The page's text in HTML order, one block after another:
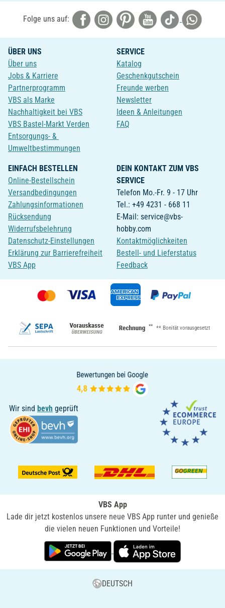
Folge uns auf:
ÜBER UNS
Über uns
Jobs & Karriere
Partnerprogramm
VBS als Marke
Nachhaltigkeit bei VBS
VBS Bastel-Markt Verden
Entsorgungs- &
Umweltbestimmungen
SERVICE
Katalog
Geschenkgutschein
Freunde werben
Newsletter
Ideen & Anleitungen
FAQ
EINFACH BESTELLEN
Online-Bestellschein
Versandbedingungen
Zahlungsinformationen
Rücksendung
Widerrufsbelehrung
Datenschutz-Einstellungen
Erklärung zur Barrierefreiheit
VBS App
DEIN KONTAKT ZUM VBS
SERVICE
Telefon Mo.-Fr. 9 - 17 Uhr
Tel.: +49 4231 - 668 11
E-Mail: service@vbs-
hobby.com
Kontaktmöglichkeiten
Bestell- und Lieferstatus
Feedback
** ** Bonität vorausgesetzt
Wir sind bevh geprüft
VBS App
Lade dir jetzt kostenlos unsere neue VBS App runter und genieße
die vielen neuen Funktionen und Vorteile!
DEUTSCH